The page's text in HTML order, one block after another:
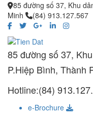
85 đường số 37, Khu
Minh
(84) 913.127.567
85 đường số 37,
P.Hiệp Bình, Thành
Hotline:(84)
e-Brochure